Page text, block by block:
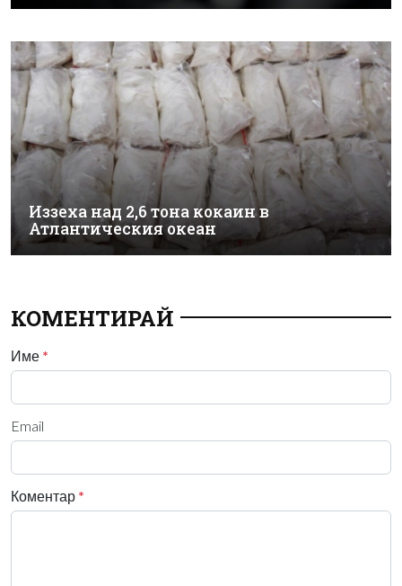
Иззеха над 2,6 тона кокаин в
Атлантическия океан
КОМЕНТИРАЙ
Име *
Email
Коментар *